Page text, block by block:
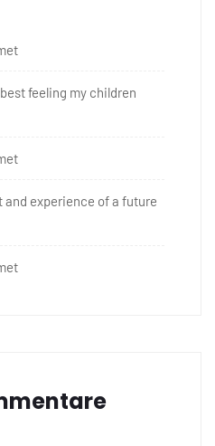
feeling my children
experience of a future